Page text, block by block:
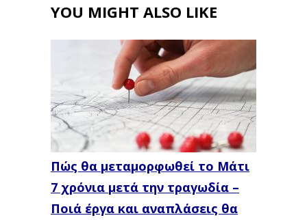
YOU MIGHT ALSO LIKE
Πώς θα μεταμορφωθεί το Μάτι
7 χρόνια μετά την τραγωδία –
Ποιά έργα και αναπλάσεις θα